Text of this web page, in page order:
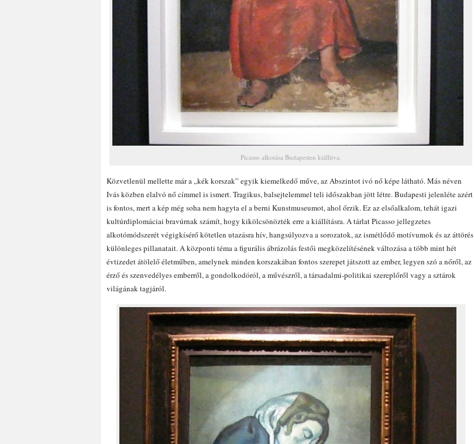
Picasso alkotása Budapesten kiállítva.
Közvetlenül mellette már a „kék korszak” egyik kiemelkedő műve, az Abszintot ivó nő képe látható. Más néven
Ivás közben elalvó nő címmel is ismert. Tragikus, balsejtelemmel teli időszakban jött létre. Budapesti jelenléte azért
is fontos, mert a kép még soha nem hagyta el a berni Kunstmuseumot, ahol őrzik. Ez az elsőalkalom, tehát igazi
kultúrdiplomáciai bravúrnak számít, hogy kikölcsönözték erre a kiállításra. A tárlat Picasso jellegzetes
alkotómódszerét végigkísérő kötetlen utazásra hív, hangsúlyozva a sorozatok, az ismétlődő motívumok és az áttörés
különleges pillanatait. A központi téma a figurális ábrázolás festői megközelítésének változása a több mint hét
évtizedet átölelő életműben, amelynek minden korszakában fontos szerepet játszott az ember, legyen szó a nőről, az
érző és szenvedélyes emberről, a gondolkodóról, a művészről, a társadalmi-politikai szereplőről vagy a sztárok
világának tagjáról.